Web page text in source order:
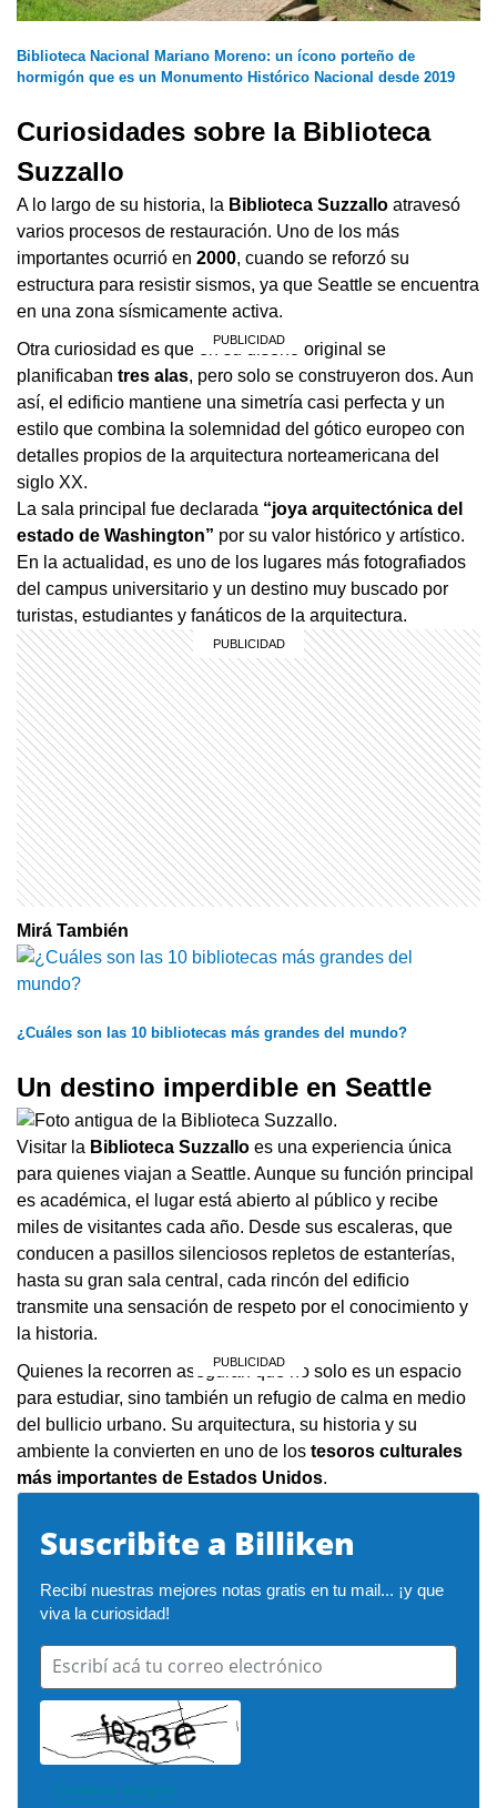
Biblioteca Nacional Mariano Moreno: un ícono porteño de
hormigón que es un Monumento Histórico Nacional desde 2019
Curiosidades sobre la Biblioteca
Suzzallo
A lo largo de su historia, la Biblioteca Suzzallo atravesó
varios procesos de restauración. Uno de los más
importantes ocurrió en 2000, cuando se reforzó su
estructura para resistir sismos, ya que Seattle se encuentra
en una zona sísmicamente activa.
Otra curiosidad es que en su diseño original se
planificaban tres alas, pero solo se construyeron dos. Aun
así, el edificio mantiene una simetría casi perfecta y un
estilo que combina la solemnidad del gótico europeo con
detalles propios de la arquitectura norteamericana del
siglo XX.
La sala principal fue declarada “joya arquitectónica del
estado de Washington” por su valor histórico y artístico.
En la actualidad, es uno de los lugares más fotografiados
del campus universitario y un destino muy buscado por
turistas, estudiantes y fanáticos de la arquitectura.
Mirá También
¿Cuáles son las 10 bibliotecas más grandes del mundo?
Un destino imperdible en Seattle
Visitar la Biblioteca Suzzallo es una experiencia única
para quienes viajan a Seattle. Aunque su función principal
es académica, el lugar está abierto al público y recibe
miles de visitantes cada año. Desde sus escaleras, que
conducen a pasillos silenciosos repletos de estanterías,
hasta su gran sala central, cada rincón del edificio
transmite una sensación de respeto por el conocimiento y
la historia.
Quienes la recorren aseguran que no solo es un espacio
para estudiar, sino también un refugio de calma en medio
del bullicio urbano. Su arquitectura, su historia y su
ambiente la convierten en uno de los tesoros culturales
más importantes de Estados Unidos.
Suscribite a Billiken
Recibí nuestras mejores notas gratis en tu mail... ¡y que
viva la curiosidad!
Escribí acá tu correo electrónico
Cambiar imagen